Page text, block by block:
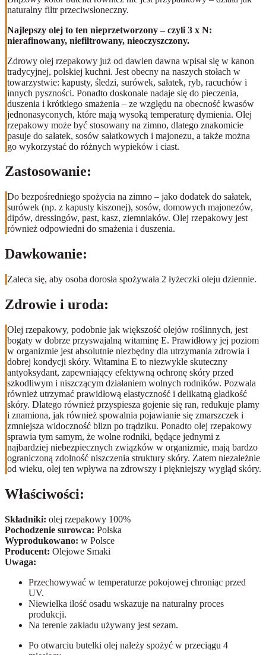
naturalny filtr przeciwsłoneczny.
Najlepszy olej to ten nieprzetworzony – czyli 3 x N:
nierafinowany, niefiltrowany, nieoczyszczony.
Zdrowy olej rzepakowy już od dawien dawna wpisał się w kanon
tradycyjnej, polskiej kuchni. Jest obecny na naszych stołach w
towarzystwie: kapusty, śledzi, surówek, sałatek, ryb, racuchów i
innych pyszności. Ponadto doskonale nadaje się do pieczenia,
duszenia i krótkiego smażenia – ze względu na obecność kwasów
jednonasyconych, które mają wysoką temperaturę dymienia. Olej
rzepakowy może być stosowany na zimno, dlatego znakomicie
pasuje do sałatek, sosów sałatkowych i majonezu, a także można
go wykorzystać do różnych wypieków i ciast.
Zastosowanie:
Do bezpośredniego spożycia na zimno – jako dodatek do sałatek,
surówek (np. z kapusty kiszonej), sosów, domowych majonezów,
dipów, dressingów, past, kasz, ziemniaków. Olej rzepakowy jest
również odpowiedni do smażenia i duszenia.
Dawkowanie:
Zaleca się, aby osoba dorosła spożywała 2 łyżeczki oleju dziennie.
Zdrowie i uroda:
Olej rzepakowy, podobnie jak większość olejów roślinnych, jest
bogaty w dobrze przyswajalną witaminę E. Prawidłowy jej poziom
w organizmie jest absolutnie niezbędny dla utrzymania zdrowia i
dobrej kondycji skóry. Witamina E to niezwykle skuteczny
antyoksydant, zapewniający efektywną ochronę skóry przed
szkodliwym i niszczącym działaniem wolnych rodników. Pozwala
również utrzymać prawidłową elastyczność i delikatną gładkość
skóry. Dlatego również przyspiesza gojenie się ran, redukuje plamy
i znamiona, jak również spowalnia pojawianie się zmarszczek i
zmniejsza widoczność blizn po trądziku. Ponadto olej rzepakowy
sprawia tym samym, że wolne rodniki, będące jednymi z
najbardziej niebezpiecznych związków w organizmie, mają bardzo
ograniczoną zdolność niszczenia struktury skóry. Zatem niezależnie
od wieku, olej ten wpływa na zdrowszy i piękniejszy wygląd skóry.
Właściwości:
Składniki: olej rzepakowy 100%
Pochodzenie surowca: Polska
Wyprodukowano: w Polsce
Producent: Olejowe Smaki
Uwaga:
Przechowywać w temperaturze pokojowej chroniąc przed
UV.
Niewielka ilość osadu wskazuje na naturalny proces
produkcji.
Na terenie zakładu używany jest sezam.
Po otwarciu butelki olej należy spożyć w przeciągu 4